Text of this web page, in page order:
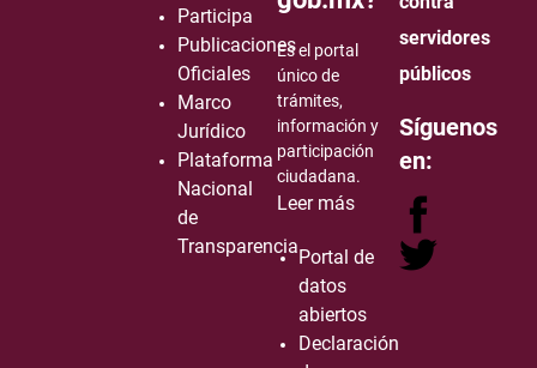
Participa
Publicaciones
Oficiales
Marco
Jurídico
Plataforma
Nacional
de
Transparencia
Es el portal
único de
trámites,
información y
participación
ciudadana.
Leer más
Portal de
datos
abiertos
Declaración
servidores
públicos
Síguenos
en: